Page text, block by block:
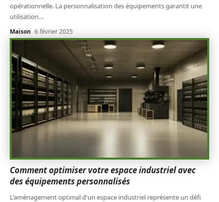
opérationnelle. La personnalisation des équipements garantit une
utilisation…
Maison 6 février 2025
Comment optimiser votre espace industriel avec
des équipements personnalisés
L'aménagement optimal d'un espace industriel représente un défi